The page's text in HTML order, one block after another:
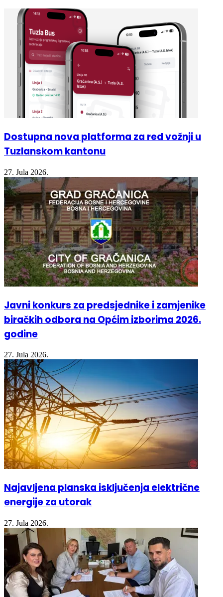
Dostupna nova platforma za red vožnji u
Tuzlanskom kantonu
27. Jula 2026.
Javni konkurs za predsjednike i zamjenike
biračkih odbora na Općim izborima 2026.
godine
27. Jula 2026.
Najavljena planska isključenja električne
energije za utorak
27. Jula 2026.